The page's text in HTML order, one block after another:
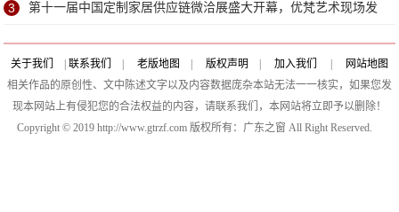
3 第十一届中国定制家居供应链微洽展盛大开幕，优梵艺术现场发
布SO供应链计划“梵链”
关于我们 联系我们 老版地图 版权声明 加入我们
网站地图
相关作品的原创性、文中陈述文字以及内容数据庞杂本站无法一一核实，如果您发
现本网站上有侵犯您的合法权益的内容，请联系我们，本网站将立即予以删除！
Copyright © 2019 http://www.gtrzf.com 版权所有：广东之窗 All Right Reserved.